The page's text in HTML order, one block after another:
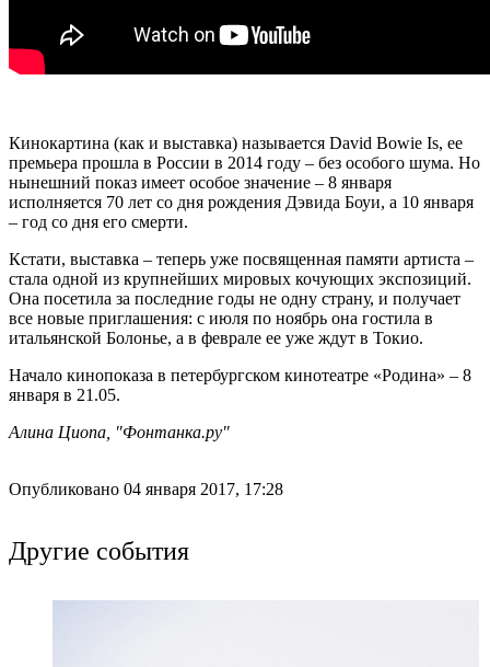
Кинокартина (как и выставка) называется David Bowie Is, ее
премьера прошла в России в 2014 году – без особого шума. Но
нынешний показ имеет особое значение – 8 января
исполняется 70 лет со дня рождения Дэвида Боуи, а 10 января
– год со дня его смерти.
Кстати, выставка – теперь уже посвященная памяти артиста –
стала одной из крупнейших мировых кочующих экспозиций.
Она посетила за последние годы не одну страну, и получает
все новые приглашения: с июля по ноябрь она гостила в
итальянской Болонье, а в феврале ее уже ждут в Токио.
Начало кинопоказа в петербургском кинотеатре «Родина» – 8
января в 21.05.
Алина Циопа, "Фонтанка.ру"
Опубликовано 04 января 2017, 17:28
Другие события